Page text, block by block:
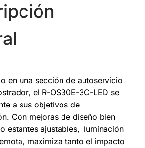
en una sección de autoservicio
el R-OS30E-3C-LED se
a sus objetivos de
Con mejoras de diseño bien
estantes ajustables, iluminación
maximiza tanto el impacto